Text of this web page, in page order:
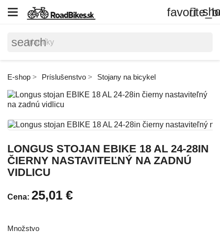

search
E-shop Príslušenstvo Stojany na bicykel
LONGUS STOJAN EBIKE 18 AL 24-28IN
ČIERNY NASTAVITEĽNÝ NA ZADNÚ
VIDLICU
Cena: 25,01 €
Množstvo